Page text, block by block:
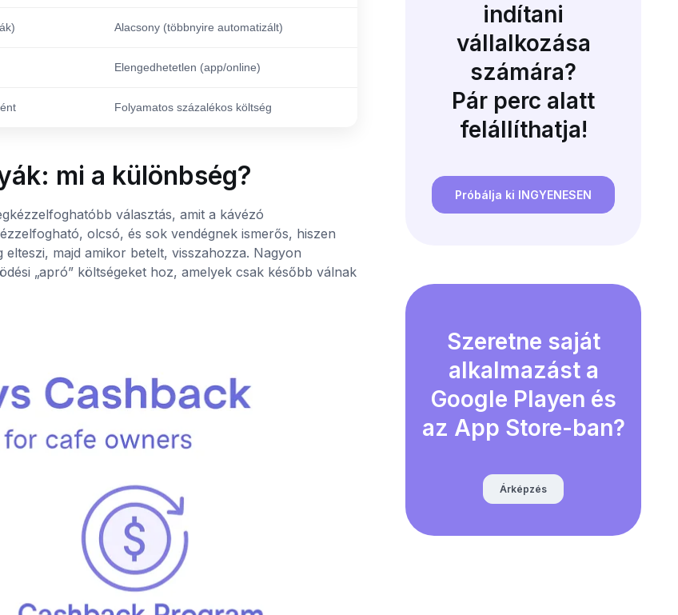
Alacsony (többnyire automatizált)
Elengedhetetlen (app/online)
Folyamatos százalékos költség
mi a különbség?
választás, amit a kávézó
olcsó, és sok vendégnek ismerős, hiszen
majd amikor betelt, visszahozza. Nagyon
„apró” költségeket hoz, amelyek csak később válnak
indítani
vállalkozása
számára?
Pár perc alatt
felállíthatja!
Próbálja ki INGYENESEN
Szeretne saját
alkalmazást a
Google Playen és
az App Store-ban?
Árképzés